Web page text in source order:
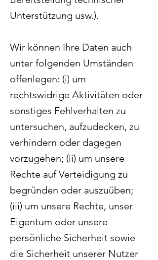
Unterstützung usw.).
Wir können Ihre Daten auch
unter folgenden Umständen
offenlegen: (i) um
rechtswidrige Aktivitäten oder
sonstiges Fehlverhalten zu
untersuchen, aufzudecken, zu
verhindern oder dagegen
vorzugehen; (ii) um unsere
Rechte auf Verteidigung zu
begründen oder auszuüben;
(iii) um unsere Rechte, unser
Eigentum oder unsere
persönliche Sicherheit sowie
die Sicherheit unserer Nutzer